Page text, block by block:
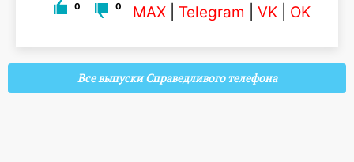
0 0 MAX Telegram VK OK
Все выпуски Справедливого телефона